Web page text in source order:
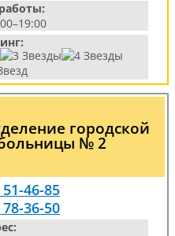
городской
№ 2
46-85
36-50